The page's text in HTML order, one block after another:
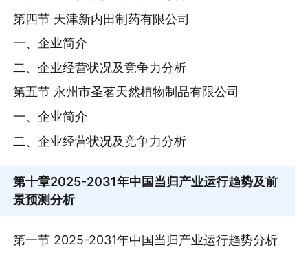
第四节 天津新内田制药有限公司
一、企业简介
二、企业经营状况及竞争力分析
第五节 永州市圣茗天然植物制品有限公司
一、企业简介
二、企业经营状况及竞争力分析
第十章2025-2031年中国当归产业运行趋势及前
景预测分析
第一节 2025-2031年中国当归产业运行趋势分析